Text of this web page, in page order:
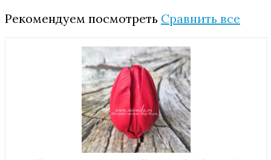
Рекомендуем посмотреть Сравнить все